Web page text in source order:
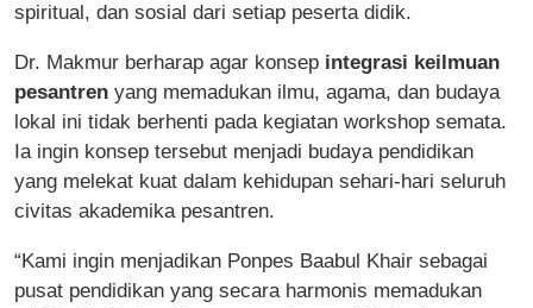
spiritual, dan sosial dari setiap peserta didik.
Dr. Makmur berharap agar konsep integrasi keilmuan
pesantren yang memadukan ilmu, agama, dan budaya
lokal ini tidak berhenti pada kegiatan workshop semata.
Ia ingin konsep tersebut menjadi budaya pendidikan
yang melekat kuat dalam kehidupan sehari-hari seluruh
civitas akademika pesantren.
“Kami ingin menjadikan Ponpes Baabul Khair sebagai
pusat pendidikan yang secara harmonis memadukan